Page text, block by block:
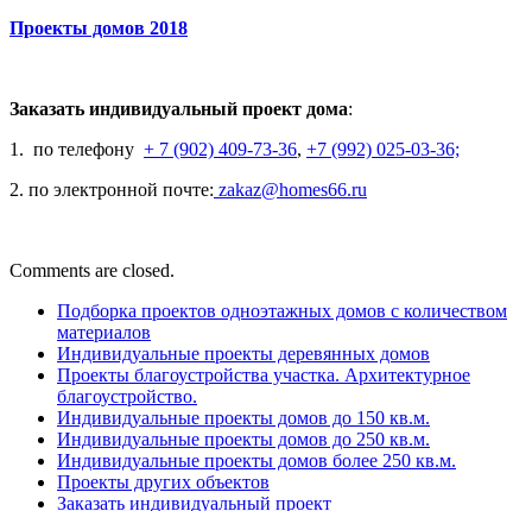
Проекты домов 2018
Заказать индивидуальный проект дома:
1. по телефону + 7 (902) 409-73-36, +7 (992) 025-03-36;
2. по электронной почте: zakaz@homes66.ru
Comments are closed.
Подборка проектов одноэтажных домов с количеством
материалов
Индивидуальные проекты деревянных домов
Проекты благоустройства участка. Архитектурное
благоустройство.
Индивидуальные проекты домов до 150 кв.м.
Индивидуальные проекты домов до 250 кв.м.
Индивидуальные проекты домов более 250 кв.м.
Проекты других объектов
Заказать индивидуальный проект